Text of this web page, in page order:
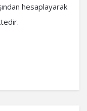
hesaplayarak